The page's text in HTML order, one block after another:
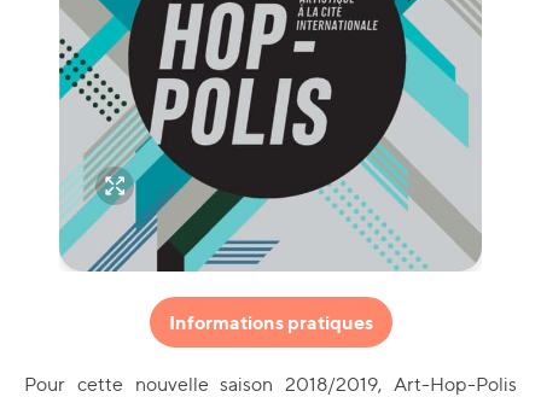
Informations pratiques
Pour cette nouvelle saison 2018/2019, Art-Hop-Polis